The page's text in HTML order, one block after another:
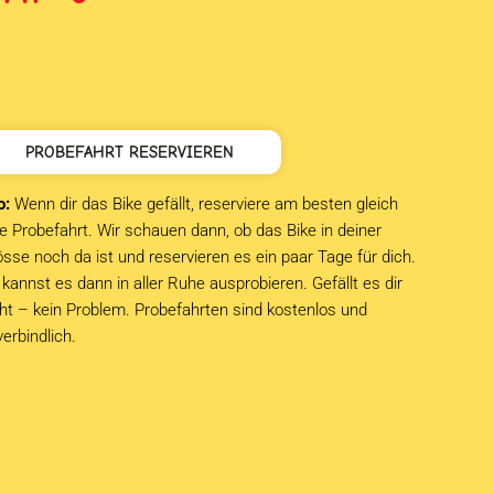
PROBEFAHRT RESERVIEREN
Wenn dir das Bike gefällt, reserviere am besten gleich
Probefahrt. Wir schauen dann, ob das Bike in deiner
noch da ist und reservieren es ein paar Tage für dich.
kannst es dann in aller Ruhe ausprobieren. Gefällt es dir
– kein Problem. Probefahrten sind kostenlos und